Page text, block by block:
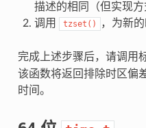
描述的相同（但实现方
调用
tzset() ，为新
完成上述步骤后，请调用
该函数将返回排除时区偏
时间。